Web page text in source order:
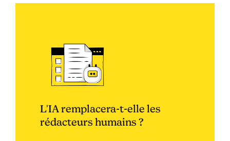
L'IA remplacera-t-elle les
rédacteurs humains ?